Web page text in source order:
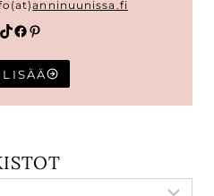
anninuunissa.fi
TikTok
Facebook
Pinterest